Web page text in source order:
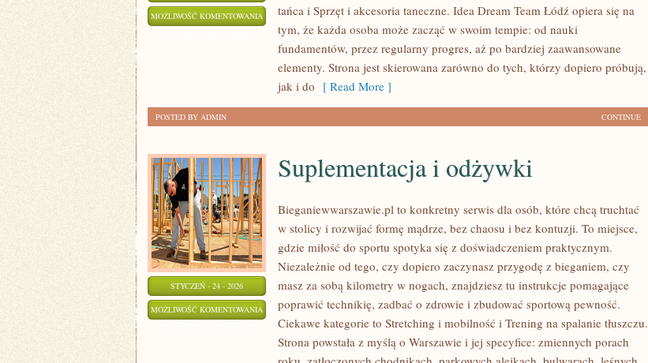
MOŻLIWOŚĆ KOMENTOWANIA TANIEC
JAKO
FORMA
TERAPII
tańca i Sprzęt i akcesoria taneczne. Idea Dream Team Łódź opiera się na
tym, że każda osoba może zacząć w swoim tempie: od nauki
fundamentów, przez regularny progres, aż po bardziej zaawansowane
elementy. Strona jest skierowana zarówno do tych, którzy dopiero próbują,
jak i do [ Read More ]
CONTINUE
POSTED BY ADMIN
STYCZEŃ - 24 - 2026
MOŻLIWOŚĆ KOMENTOWANIA SUPLEMENTACJA
ODŻYWKI
Suplementacja i odżywki
Bieganiewwarszawie.pl to konkretny serwis dla osób, które chcą truchtać
w stolicy i rozwijać formę mądrze, bez chaosu i bez kontuzji. To miejsce,
gdzie miłość do sportu spotyka się z doświadczeniem praktycznym.
Niezależnie od tego, czy dopiero zaczynasz przygodę z bieganiem, czy
masz za sobą kilometry w nogach, znajdziesz tu instrukcje pomagające
poprawić technikię, zadbać o zdrowie i zbudować sportową pewność.
Ciekawe kategorie to Stretching i mobilność i Trening na spalanie tłuszczu.
Strona powstała z myślą o Warszawie i jej specyfice: zmiennych porach